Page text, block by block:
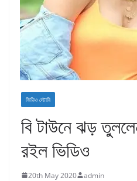
ভিডিও স্টোরি
বি টাউনে ঝড়
রইল ভিডিও
20th May 2020 admin